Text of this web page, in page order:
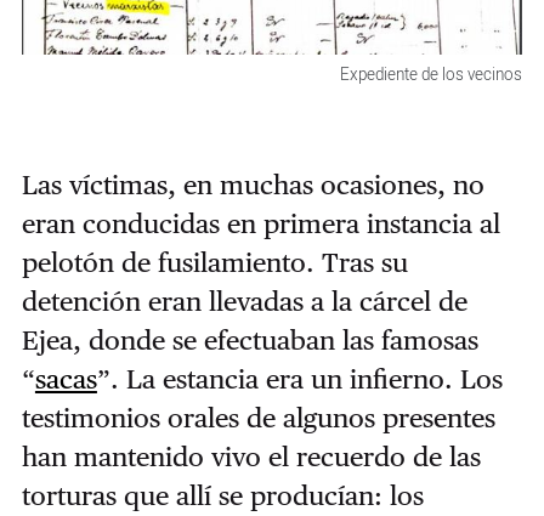
Expediente de los vecinos
Las víctimas, en muchas ocasiones, no
eran conducidas en primera instancia al
pelotón de fusilamiento. Tras su
detención eran llevadas a la cárcel de
Ejea, donde se efectuaban las famosas
“sacas”. La estancia era un infierno. Los
testimonios orales de algunos presentes
han mantenido vivo el recuerdo de las
torturas que allí se producían: los